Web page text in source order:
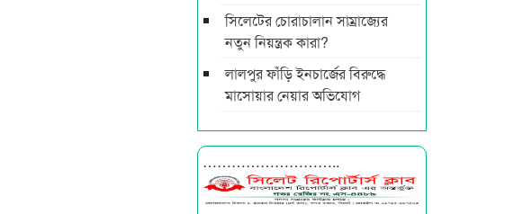
সিলেটের চোরাচালান সাম্রাজ্যের
নতুন নিয়ন্ত্রক কারা?
লালপুর ফাঁড়ি ইনচার্জের বিরুদ্ধে
মাসোয়ার নেয়ার অভিযোগ
………………………..